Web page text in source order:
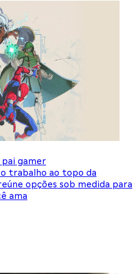
pai gamer
trabalho ao topo da
opções sob medida para
ama